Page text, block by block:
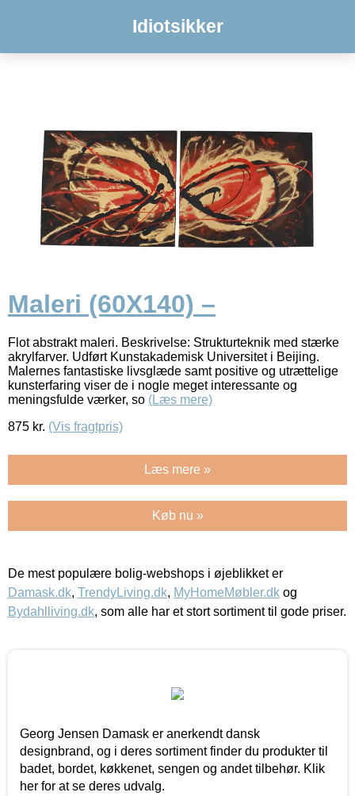
Idiotsikker
Maleri (60X140) –
Flot abstrakt maleri. Beskrivelse: Strukturteknik med stærke
akrylfarver. Udført Kunstakademisk Universitet i Beijing.
Malernes fantastiske livsglæde samt positive og utrættelige
kunsterfaring viser de i nogle meget interessante og
meningsfulde værker, so (Læs mere)
875 kr. (Vis fragtpris)
Læs mere »
Køb nu »
De mest populære bolig-webshops i øjeblikket er
Damask.dk, TrendyLiving.dk, MyHomeMøbler.dk og
Bydahlliving.dk, som alle har et stort sortiment til gode priser.
Georg Jensen Damask er anerkendt dansk
designbrand, og i deres sortiment finder du produkter til
badet, bordet, køkkenet, sengen og andet tilbehør. Klik
her for at se deres udvalg.